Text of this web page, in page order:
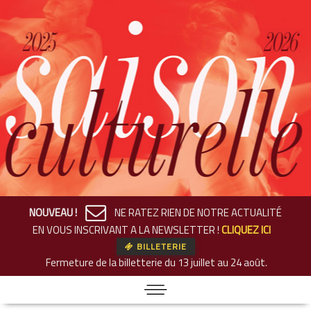
NOUVEAU !
NE RATEZ RIEN DE NOTRE ACTUALITÉ
EN VOUS INSCRIVANT A LA NEWSLETTER !CLIQUEZ ICI
BILLETERIE
Fermeture de la billetteriedu 13 juillet au 24 août.